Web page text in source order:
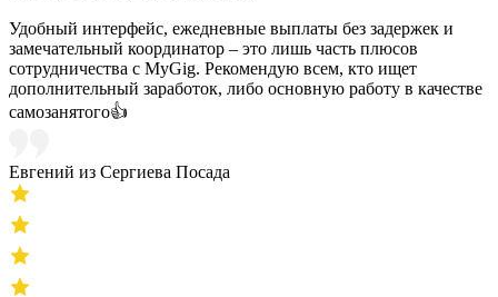
Удобный интерфейс, ежедневные выплаты без задержек и
замечательный координатор – это лишь часть плюсов
сотрудничества с MyGig. Рекомендую всем, кто ищет
дополнительный заработок, либо основную работу в качестве
самозанятого👍
Евгений из Сергиева Посада